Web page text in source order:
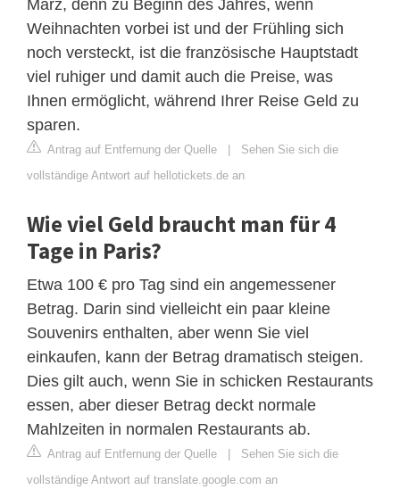
März, denn zu Beginn des Jahres, wenn
Weihnachten vorbei ist und der Frühling sich
noch versteckt, ist die französische Hauptstadt
viel ruhiger und damit auch die Preise, was
Ihnen ermöglicht, während Ihrer Reise Geld zu
sparen.
Antrag auf Entfernung der Quelle | Sehen Sie sich die
vollständige Antwort auf hellotickets.de an
Wie viel Geld braucht man für 4
Tage in Paris?
Etwa 100 € pro Tag sind ein angemessener
Betrag. Darin sind vielleicht ein paar kleine
Souvenirs enthalten, aber wenn Sie viel
einkaufen, kann der Betrag dramatisch steigen.
Dies gilt auch, wenn Sie in schicken Restaurants
essen, aber dieser Betrag deckt normale
Mahlzeiten in normalen Restaurants ab.
Antrag auf Entfernung der Quelle | Sehen Sie sich die
vollständige Antwort auf translate.google.com an